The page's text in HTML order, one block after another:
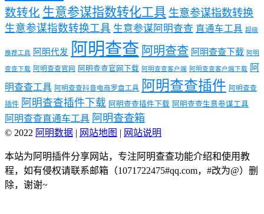
数转化 生意参谋指数转化工具 生意参谋指数转换
生意参谋指数转换工具 生意参谋阿明查查 直通车工具 超级
推荐工具 阿明代发 阿明查查 阿明查查 阿明查查下载 阿明
查查下载 阿明查查官网 阿明查查官网下载 阿明查查客户端 阿明查查客户端下载
阿
明查查工具 阿明查查抖音电商罗盘工具 阿明查查插件 阿明查查
插件 阿明查查插件下载 阿明查查插件下载 阿明查查生意参谋工具
阿明查查直通车工具 阿明查查箱
© 2022 阿明数据 | 网站地图 | 网站说明
本站为阿明插件分享网站，专注阿明查查功能介绍和使用教
程，如有侵权请联系邮箱（1071722475#qq.com，#改为@）删
除，谢谢~